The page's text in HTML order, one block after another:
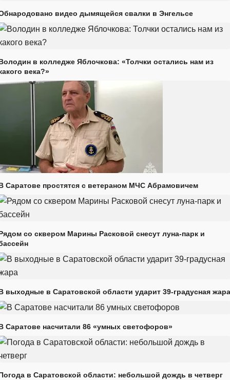
видео дымящейся свалки в Энгельсе
в колледже Яблочкова: «Толчки остались нам из
века?»
Саратове простятся с ветераном МЧС Абрамовичем
со сквером Марины Расковой снесут луна-парк и
выходные в Саратовской области ударит 39-градусная жара
Саратове насчитали 86 «умных светофоров»
в Саратовской области: небольшой дождь в четверг